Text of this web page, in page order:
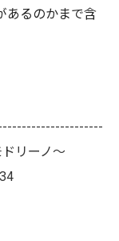
あるのかまで含
リーノ～